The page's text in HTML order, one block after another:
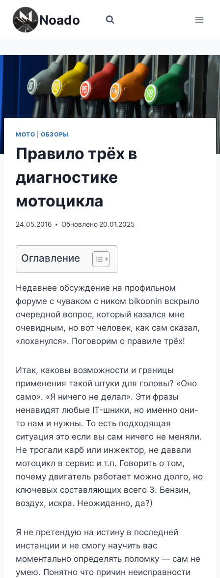
Перейти
содержимому
Noado
МОТО |ОБЗОРЫ
Правило трёх в
диагностике
мотоцикла
24.05.2016 Обновлено 20.01.2025
Оглавление
Недавнее обсуждение на профильном
форуме с чуваком с ником bikoonin вскрыло
очередной вопрос, который казался мне
очевидным, но вот человек, как сам сказал,
«лоханулся». Поговорим о правиле трёх!
Итак, каковы возможности и границы
применения такой штуки для головы? «Оно
само». «Я ничего не делал». Эти фразы
ненавидят любые IT-шники, но именно они-
то нам и нужны. То есть подходящая
ситуация это если вы сам ничего не меняли.
Не трогали карб или инжектор, не давали
мотоцикл в сервис и т.п. Говорить о том,
почему двигатель работает можно долго, но
ключевых составляющих всего 3. Бензин,
воздух, искра. Неожиданно, да?)
Я не претендую на истину в последней
инстанции и не смогу научить вас
моментально определять поломку — сам не
умею. Понятно что причин неисправности